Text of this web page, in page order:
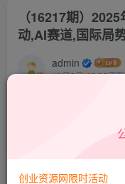
（16217期）
动,AI赛道,国际局
admin
10月9日 16:36更新
创业资源网限时活动